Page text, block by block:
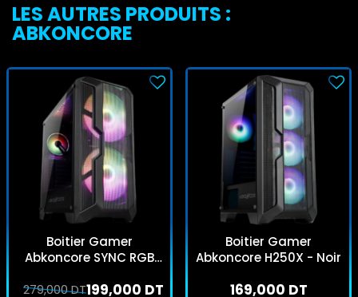
LES AUTRES PRODUITS :
ABKONCORE
Boitier Gamer
Abkoncore SYNC RGB
199,000 DT
279,000 DT
Boitier Gamer
Abkoncore H250X - Noir
169,000 DT